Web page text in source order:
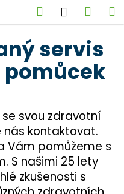
Hledat
servis
svou zdravotní
nás kontaktovat.
Vám pomůžeme s
S našimi 25 lety
zkušenosti s